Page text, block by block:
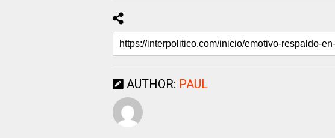
AUTHOR: PAUL